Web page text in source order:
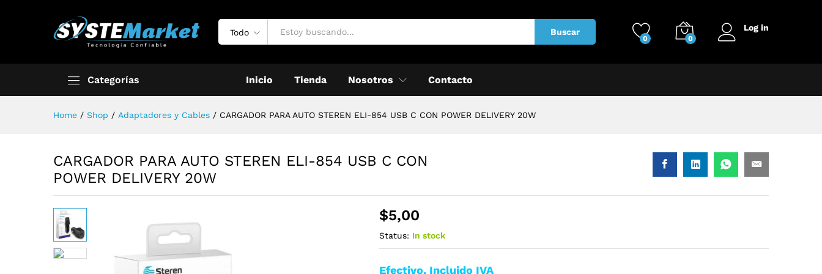
Todo Buscar
0 0
Log in
Categorías Inicio Tienda Nosotros Contacto
Home / Shop / Adaptadores y Cables / CARGADOR PARA AUTO STEREN ELI-854 USB C CON POWER DELIVERY 20W
CARGADOR PARA AUTO STEREN ELI-854 USB C CON
POWER DELIVERY 20W
$5,00
Status: In stock
Efectivo, Incluido IVA